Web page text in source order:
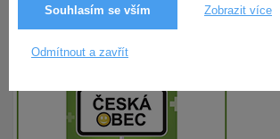
Souhlasím se vším Zobrazit více
Odmítnout a zavřít